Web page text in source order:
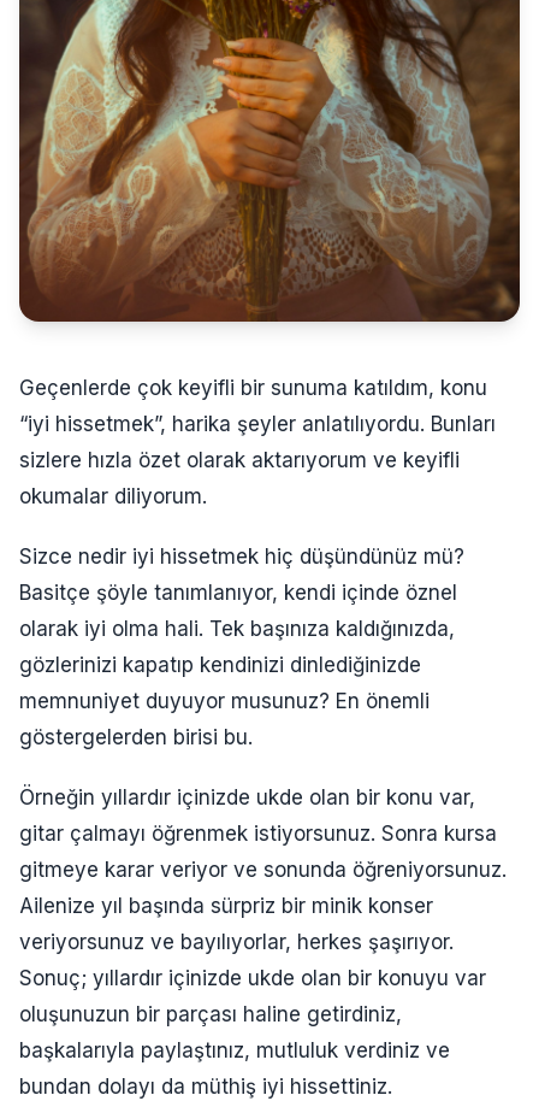
Geçenlerde çok keyifli bir sunuma katıldım, konu
“iyi hissetmek”, harika şeyler anlatılıyordu. Bunları
sizlere hızla özet olarak aktarıyorum ve keyifli
okumalar diliyorum.
Sizce nedir iyi hissetmek hiç düşündünüz mü?
Basitçe şöyle tanımlanıyor, kendi içinde öznel
olarak iyi olma hali. Tek başınıza kaldığınızda,
gözlerinizi kapatıp kendinizi dinlediğinizde
memnuniyet duyuyor musunuz? En önemli
göstergelerden birisi bu.
Örneğin yıllardır içinizde ukde olan bir konu var,
gitar çalmayı öğrenmek istiyorsunuz. Sonra kursa
gitmeye karar veriyor ve sonunda öğreniyorsunuz.
Ailenize yıl başında sürpriz bir minik konser
veriyorsunuz ve bayılıyorlar, herkes şaşırıyor.
Sonuç; yıllardır içinizde ukde olan bir konuyu var
oluşunuzun bir parçası haline getirdiniz,
başkalarıyla paylaştınız, mutluluk verdiniz ve
bundan dolayı da müthiş iyi hissettiniz.